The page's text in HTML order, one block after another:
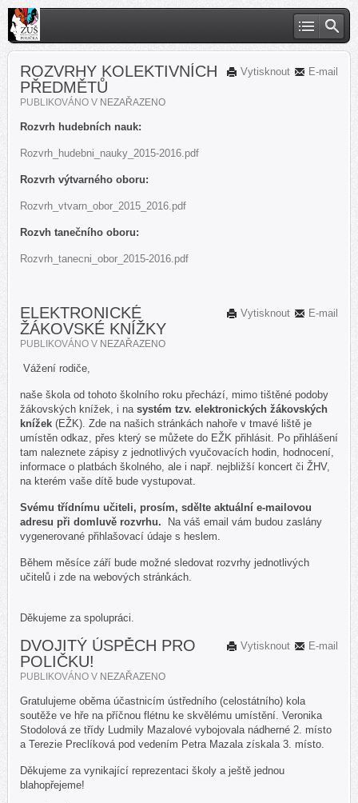
E-mail
Vytisknout
ROZVRHY KOLEKTIVNÍCH
PŘEDMĚTŮ
PUBLIKOVÁNO V NEZAŘAZENO
Rozvrh hudebních nauk:
Rozvrh_hudebni_nauky_2015-2016.pdf
Rozvrh výtvarného oboru:
Rozvrh_vtvarn_obor_2015_2016.pdf
Rozvh tanečního oboru:
Rozvrh_tanecni_obor_2015-2016.pdf
E-mail
Vytisknout
ELEKTRONICKÉ
ŽÁKOVSKÉ KNÍŽKY
PUBLIKOVÁNO V NEZAŘAZENO
Vážení rodiče,
naše škola od tohoto školního roku přechází, mimo tištěné podoby
žákovských knížek, i na systém tzv. elektronických žákovských
knížek (EŽK). Zde na našich stránkách nahoře v tmavé liště je
umístěn odkaz, přes který se můžete do EŽK přihlásit. Po přihlášení
tam naleznete zápisy z jednotlivých vyučovacích hodin, hodnocení,
informace o platbách školného, ale i např. nejbližší koncert či ŽHV,
na kterém vaše dítě bude vystupovat.
Svému třídnímu učiteli, prosím, sdělte aktuální e-mailovou
adresu při domluvě rozvrhu.
Na váš email vám budou zaslány
vygenerované přihlašovací údaje s heslem.
Během měsíce září bude možné sledovat rozvrhy jednotlivých
učitelů i zde na webových stránkách.
Děkujeme za spolupráci.
E-mail
Vytisknout
DVOJITÝ ÚSPĚCH PRO
POLIČKU!
PUBLIKOVÁNO V NEZAŘAZENO
Gratulujeme oběma účastnicím ústředního (celostátního) kola
soutěže ve hře na příčnou flétnu ke skvělému umístění. Veronika
Stodolová ze třídy Ludmily Mazalové vybojovala nádherné 2. místo
a Terezie Preclíková pod vedením Petra Mazala získala 3. místo.
Děkujeme za vynikající reprezentaci školy a ještě jednou
blahopřejeme!